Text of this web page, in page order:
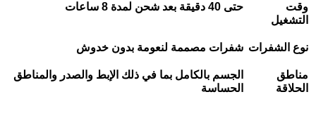
وقت
التشغيل
حتى 40 دقيقة بعد شحن لمدة 8 ساعات
نوع الشفرات شفرات مصممة لنعومة بدون خدوش
مناطق
الحلاقة
الجسم بالكامل بما في ذلك الإبط والصدر والمناطق
الحساسة